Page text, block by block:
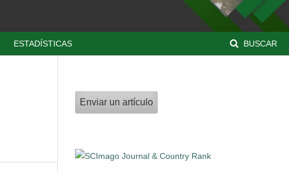
ESTADÍSTICAS BUSCAR
Enviar un artículo